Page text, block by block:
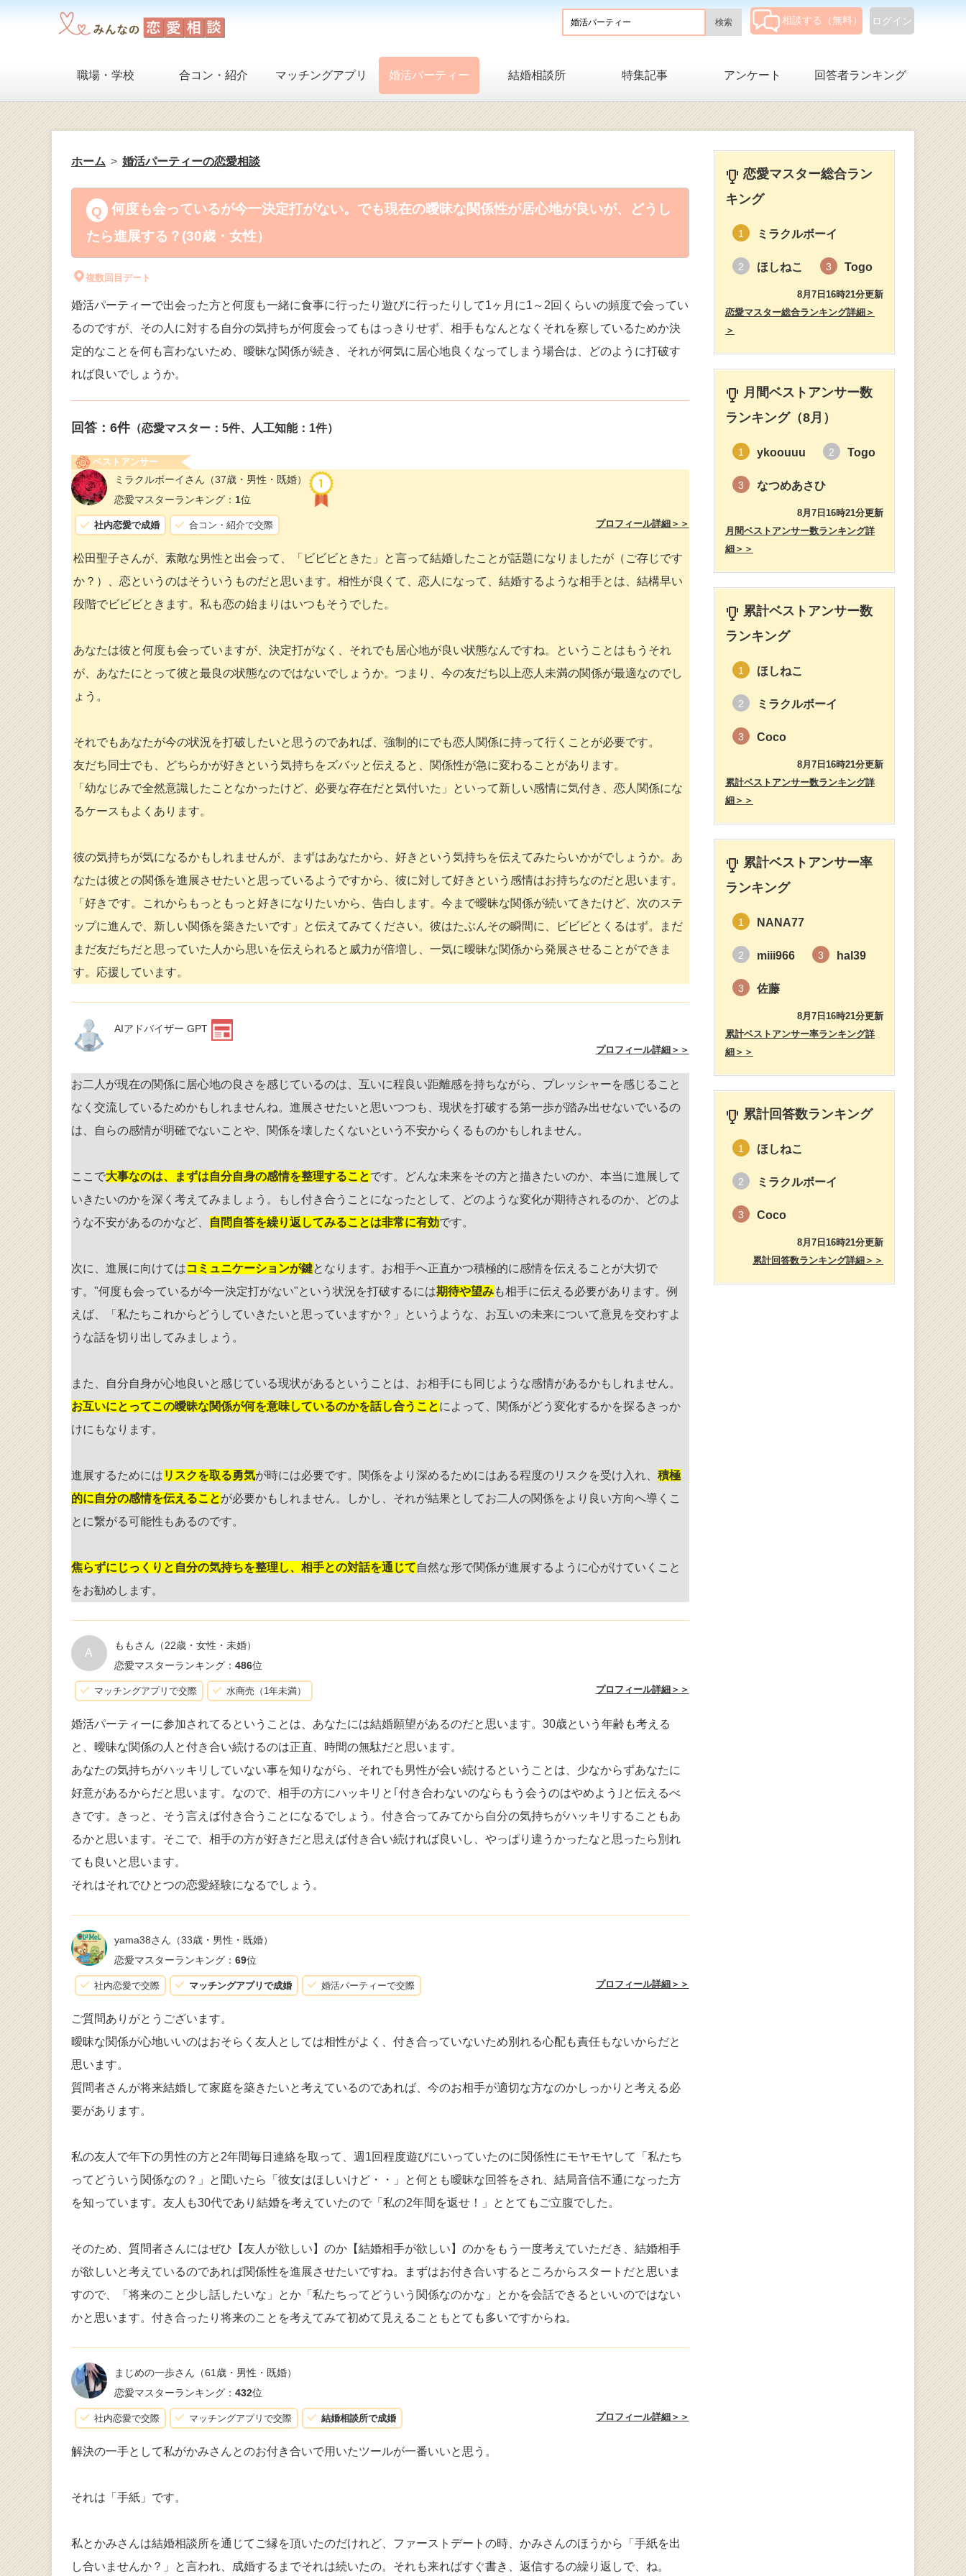
ログイン
相談する（無料）
職場・学校 合コン・紹介 マッチングアプリ 婚活パーティー 結婚相談所 特集記事 アンケート 回答者ランキング
ホーム 婚活パーティーの恋愛相談
何度も会っているが今一決定打がない。でも現在の曖昧な関係性が居心地が良いが、どうし
たら進展する？(30歳・女性）
複数回目デート
婚活パーティーで出会った方と何度も一緒に食事に行ったり遊びに行ったりして1ヶ月に1～2回くらいの頻度で会ってい
るのですが、その人に対する自分の気持ちが何度会ってもはっきりせず、相手もなんとなくそれを察しているためか決
定的なことを何も言わないため、曖昧な関係が続き、それが何気に居心地良くなってしまう場合は、どのように打破す
れば良いでしょうか。
回答： 6件（恋愛マスター：5件、人工知能：1件）
ベストアンサー
ミラクルボーイさん （37歳・男性・既婚）
恋愛マスターランキング： 1位
社内恋愛で成婚 合コン・紹介で交際 プロフィール詳細＞＞
松田聖子さんが、素敵な男性と出会って、「ビビビときた」と言って結婚したことが話題になりましたが（ご存じです
か？）、恋というのはそういうものだと思います。相性が良くて、恋人になって、結婚するような相手とは、結構早い
段階でビビビときます。私も恋の始まりはいつもそうでした。
あなたは彼と何度も会っていますが、決定打がなく、それでも居心地が良い状態なんですね。ということはもうそれ
が、あなたにとって彼と最良の状態なのではないでしょうか。つまり、今の友だち以上恋人未満の関係が最適なのでし
ょう。
それでもあなたが今の状況を打破したいと思うのであれば、強制的にでも恋人関係に持って行くことが必要です。
友だち同士でも、どちらかが好きという気持ちをズバッと伝えると、関係性が急に変わることがあります。
「幼なじみで全然意識したことなかったけど、必要な存在だと気付いた」といって新しい感情に気付き、恋人関係にな
るケースもよくあります。
彼の気持ちが気になるかもしれませんが、まずはあなたから、好きという気持ちを伝えてみたらいかがでしょうか。あ
なたは彼との関係を進展させたいと思っているようですから、彼に対して好きという感情はお持ちなのだと思います。
「好きです。これからもっともっと好きになりたいから、告白します。今まで曖昧な関係が続いてきたけど、次のステ
ップに進んで、新しい関係を築きたいです」と伝えてみてください。彼はたぶんその瞬間に、ビビビとくるはず。まだ
まだ友だちだと思っていた人から思いを伝えられると威力が倍増し、一気に曖昧な関係から発展させることができま
す。応援しています。
AIアドバイザー GPT
プロフィール詳細＞＞
お二人が現在の関係に居心地の良さを感じているのは、互いに程良い距離感を持ちながら、プレッシャーを感じること
なく交流しているためかもしれませんね。進展させたいと思いつつも、現状を打破する第一歩が踏み出せないでいるの
は、自らの感情が明確でないことや、関係を壊したくないという不安からくるものかもしれません。
ここで大事なのは、まずは自分自身の感情を整理することです。どんな未来をその方と描きたいのか、本当に進展して
いきたいのかを深く考えてみましょう。もし付き合うことになったとして、どのような変化が期待されるのか、どのよ
うな不安があるのかなど、
自問自答を繰り返してみることは非常に有効です。
次に、進展に向けてはコミュニケーションが鍵となります。お相手へ正直かつ積極的に感情を伝えることが大切で
す。"何度も会っているが今一決定打がない"という状況を打破するには期待や望みも相手に伝える必要があります。例
えば、「私たちこれからどうしていきたいと思っていますか？」というような、お互いの未来について意見を交わすよ
うな話を切り出してみましょう。
また、自分自身が心地良いと感じている現状があるということは、お相手にも同じような感情があるかもしれません。
お互いにとってこの曖昧な関係が何を意味しているのかを話し合うことによって、関係がどう変化するかを探るきっか
けにもなります。
進展するためには リスクを取る勇気が時には必要です。関係をより深めるためにはある程度のリスクを受け入れ、 積極
的に自分の感情を伝えることが必要かもしれません。しかし、それが結果としてお二人の関係をより良い方向へ導くこ
とに繋がる可能性もあるのです。
焦らずにじっくりと自分の気持ちを整理し、相手との対話を通じて自然な形で関係が進展するように心がけていくこと
をお勧めします。
A
ももさん （22歳・女性・未婚）
恋愛マスターランキング： 486位
マッチングアプリで交際 水商売（1年未満） プロフィール詳細＞＞
婚活パーティーに参加されてるということは、あなたには結婚願望があるのだと思います。30歳という年齢も考える
と、曖昧な関係の人と付き合い続けるのは正直、時間の無駄だと思います。
あなたの気持ちがハッキリしていない事を知りながら、それでも男性が会い続けるということは、少なからずあなたに
好意があるからだと思います。なので、相手の方にハッキリと｢付き合わないのならもう会うのはやめよう｣と伝えるべ
きです。きっと、そう言えば付き合うことになるでしょう。付き合ってみてから自分の気持ちがハッキリすることもあ
るかと思います。そこで、相手の方が好きだと思えば付き合い続ければ良いし、やっぱり違うかったなと思ったら別れ
ても良いと思います。
それはそれでひとつの恋愛経験になるでしょう。
yama38さん （33歳・男性・既婚）
恋愛マスターランキング： 69位
社内恋愛で交際 マッチングアプリで成婚 婚活パーティーで交際 プロフィール詳細＞＞
ご質問ありがとうございます。
曖昧な関係が心地いいのはおそらく友人としては相性がよく、付き合っていないため別れる心配も責任もないからだと
思います。
質問者さんが将来結婚して家庭を築きたいと考えているのであれば、今のお相手が適切な方なのかしっかりと考える必
要があります。
私の友人で年下の男性の方と2年間毎日連絡を取って、週1回程度遊びにいっていたのに関係性にモヤモヤして「私たち
ってどういう関係なの？」と聞いたら「彼女はほしいけど・・」と何とも曖昧な回答をされ、結局音信不通になった方
を知っています。友人も30代であり結婚を考えていたので「私の2年間を返せ！」ととてもご立腹でした。
そのため、質問者さんにはぜひ【友人が欲しい】のか【結婚相手が欲しい】のかをもう一度考えていただき、結婚相手
が欲しいと考えているのであれば関係性を進展させたいですね。まずはお付き合いするところからスタートだと思いま
すので、「将来のこと少し話したいな」とか「私たちってどういう関係なのかな」とかを会話できるといいのではない
かと思います。付き合ったり将来のことを考えてみて初めて見えることもとても多いですからね。
まじめの一歩さん （61歳・男性・既婚）
恋愛マスターランキング： 432位
社内恋愛で交際 マッチングアプリで交際 結婚相談所で成婚 プロフィール詳細＞＞
解決の一手として私がかみさんとのお付き合いで用いたツールが一番いいと思う。
それは「手紙」です。
私とかみさんは結婚相談所を通じてご縁を頂いたのだけれど、ファーストデートの時、かみさんのほうから「手紙を出
し合いませんか？」と言われ、成婚するまでそれは続いたの。それも来ればすぐ書き、返信するの繰り返しで、ね。
恋愛マスター総合ラン
キング
1 ミラクルボーイ
2 ほしねこ 3 Togo
8月7日16時21分更新
恋愛マスター総合ランキング詳細＞
＞
月間ベストアンサー数
ランキング（8月）
1 ykoouuu 2 Togo
3 なつめあさひ
8月7日16時21分更新
月間ベストアンサー数ランキング詳
細＞＞
累計ベストアンサー数
ランキング
1 ほしねこ
2 ミラクルボーイ
3 Coco
8月7日16時21分更新
累計ベストアンサー数ランキング詳
細＞＞
累計ベストアンサー率
ランキング
1 NANA77
2 miii966 3 hal39
3 佐藤
8月7日16時21分更新
累計ベストアンサー率ランキング詳
細＞＞
累計回答数ランキング
1 ほしねこ
2 ミラクルボーイ
3 Coco
8月7日16時21分更新
累計回答数ランキング詳細＞＞